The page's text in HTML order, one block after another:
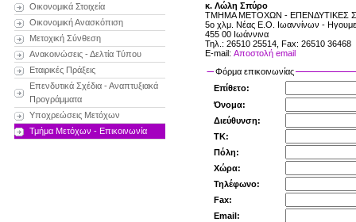
Οικονομικά Στοιχεία
Οικονομική Ανασκόπιση
Μετοχική Σύνθεση
Ανακοινώσεις - Δελτία Τύπου
Εταιρικές Πράξεις
Επενδυτικά Σχέδια - Αναπτυξιακά
Προγράμματα
Υποχρεώσεις Μετόχων
Τμήμα Μετόχων - Επικοινωνία
κ. Λώλη Σπύρο
ΤΜΗΜΑ ΜΕΤΟΧΩΝ - ΕΠΕΝΔΥΤΙΚΕΣ
5ο χλμ. Νέας Ε.Ο. Ιωαννίνων -
455 00 Ιωάννινα
Τηλ.: 26510 25514, Fax: 26510 36468
E-mail: Αποστολή email
Φόρμα επικοινωνίας
Επίθετο:
Όνομα:
Διεύθυνση:
ΤΚ:
Πόλη:
Χώρα:
Τηλέφωνο:
Fax:
Email: